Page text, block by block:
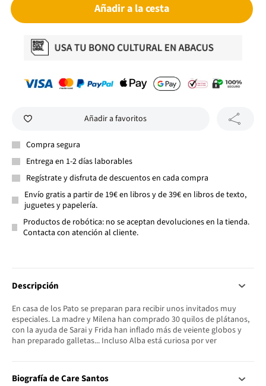
Añadir a la cesta
Añadir a favoritos
Compra segura
Entrega en 1-2 días laborables
Regístrate y disfruta de descuentos en cada compra
Envío gratis a partir de 19€ en libros y de 39€ en libros de texto,
juguetes y papelería.
Productos de robótica: no se aceptan devoluciones en la tienda.
Contacta con atención al cliente.
Descripción
En casa de los Pato se preparan para recibir unos invitados muy
especiales. La madre y Milena han comprado 30 quilos de plátanos,
con la ayuda de Sarai y Frida han inflado más de veiente globos y
han preparado galletas... Incluso Alba está curiosa por ver
Biografía de Care Santos